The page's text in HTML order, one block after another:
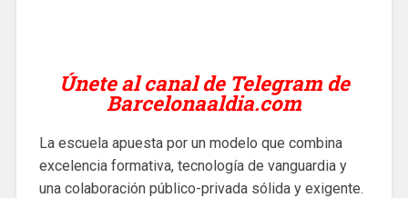
Únete al canal de Telegram de
Barcelonaaldia.com
La escuela apuesta por un modelo que combina
excelencia formativa, tecnología de vanguardia y
una colaboración público-privada sólida y exigente.